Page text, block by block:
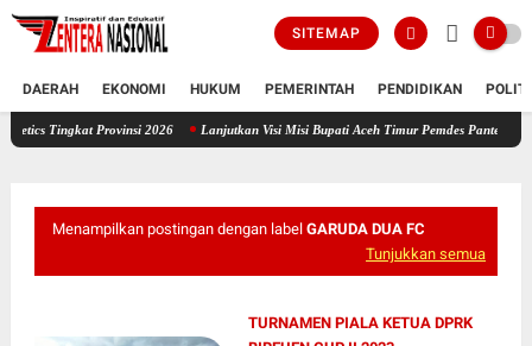
SITEMAP
DAERAH EKONOMI HUKUM PEMERINTAH PENDIDIKAN
Provinsi 2026 Lanjutkan Visi Misi Bupati Aceh Timur Pemdes Pante Rambong Buka
Menampilkan postingan dengan label GARUDA DUA FC
Tunjukkan semua
TURNAMEN PIALA KETUA DPRK